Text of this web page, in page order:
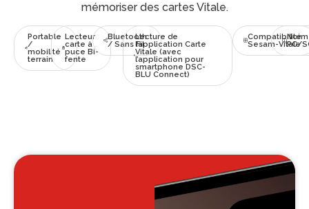
mémoriser des cartes Vitale.
Portable
/
mobilité
terrain
Lecteur
carte à
puce Bi-
fente
Bluetooth
/ Sans Fil
Lecture de
l’application Carte
Vitale (avec
l’application pour
smartphone DSC-
BLU Connect)
Compatibilité
Sesam-Vitale
PC/